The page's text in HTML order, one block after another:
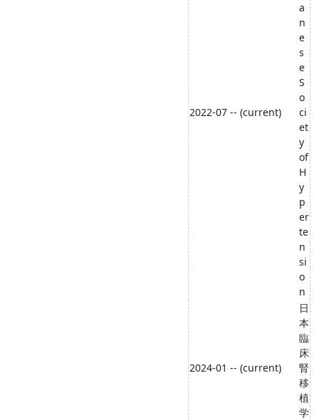
2022-07 -- (current)
a
n
e
s
e
S
o
ci
et
y
of
H
y
p
er
te
n
si
o
n
2024-01 -- (current)
日
本
臨
床
腎
移
植
学